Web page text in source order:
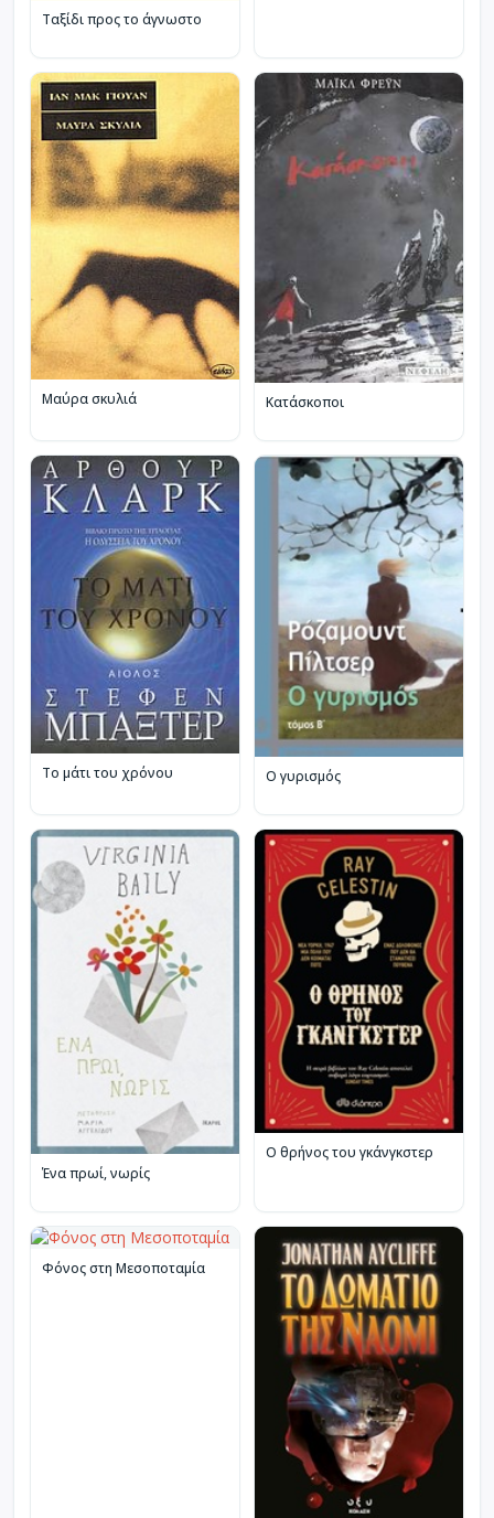
Ταξίδι προς το άγνωστο
Μαύρα σκυλιά Κατάσκοποι
Το μάτι του χρόνου Ο γυρισμός
Ένα πρωί, νωρίς
Ο θρήνος του γκάνγκστερ
Φόνος στη Μεσοποταμία